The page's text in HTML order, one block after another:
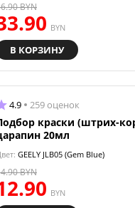
BYN
BYN
В КОРЗИНУ
4.9 259 оценок
краски (штрих-
20мл
GEELY JLB05 (Gem Blue)
BYN
BYN